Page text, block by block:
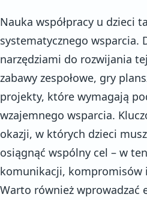
Nauka współpracy u dzieci
systematycznego wsparcia.
narzędziami do rozwijania
zabawy zespołowe, gry
projekty, które wymagają
wzajemnego wsparcia.
okazji, w których dzieci
osiągnąć wspólny cel – w
komunikacji, kompromisów
Warto również wprowadzać